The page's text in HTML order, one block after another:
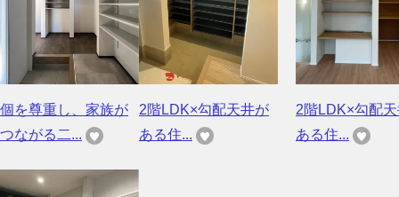
個を尊重し、家族が
つながる二...
2階LDK×勾配天井が
ある住...
2階LDK×勾配
ある住...